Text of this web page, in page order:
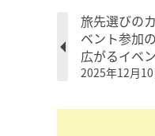
旅先選びの
ベント参加
広がるイベ
2025年12月10